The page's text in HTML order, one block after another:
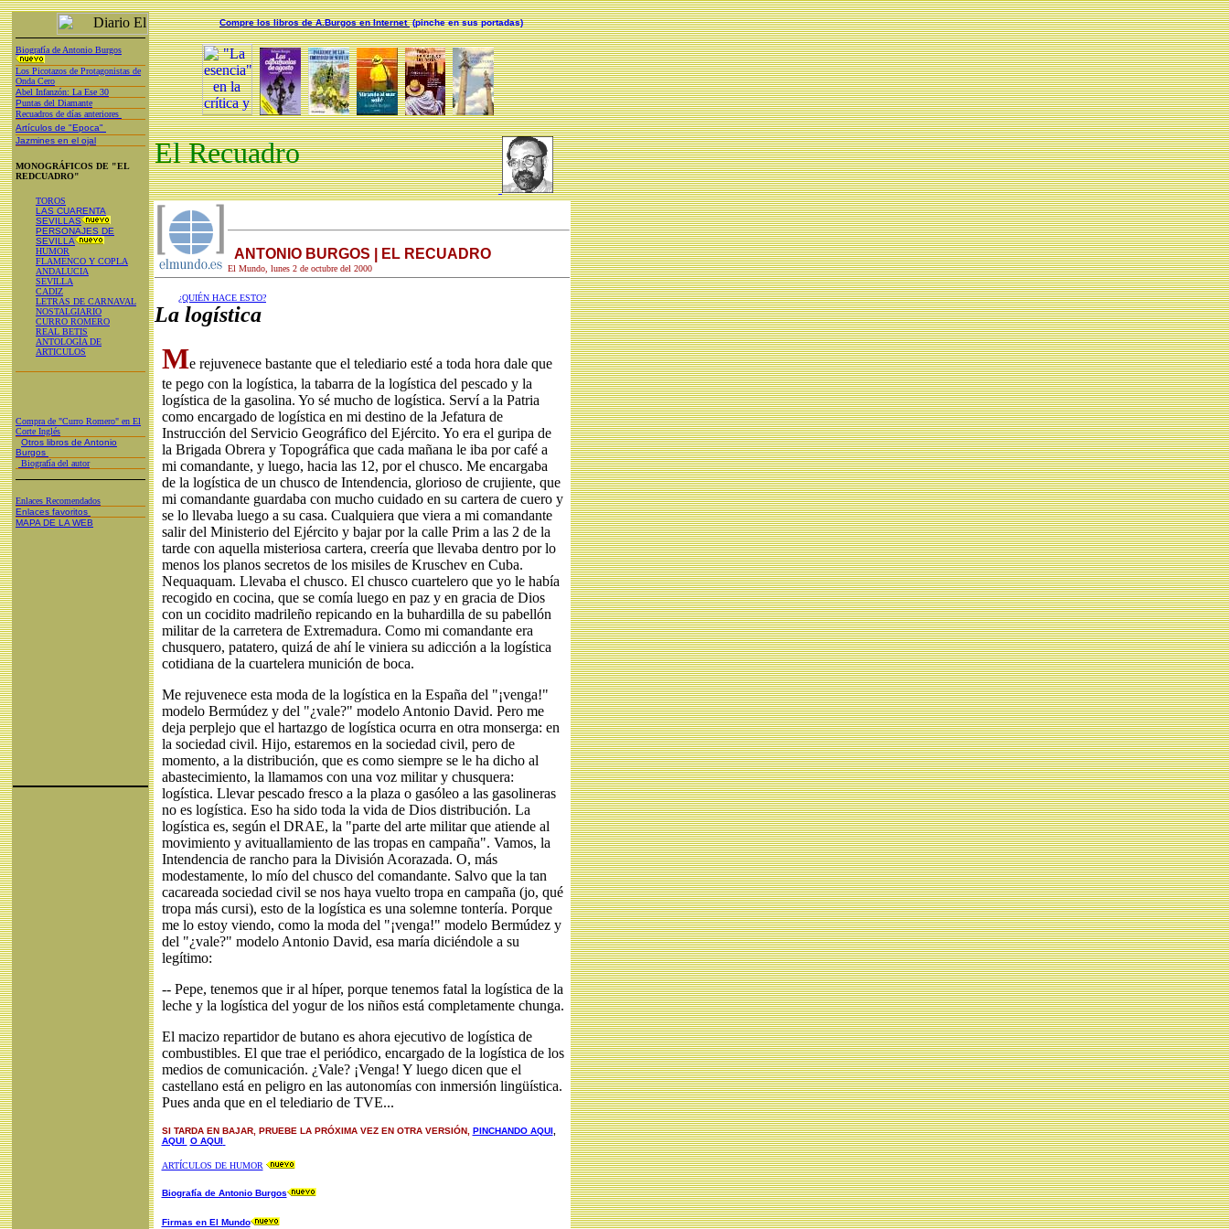
Biografía de Antonio Burgos
Los Picotazos de Protagonistas de
Onda Cero
Abel Infanzón: La Ese 30
Puntas del Diamante
Recuadros de días anteriores
Artículos de "Epoca"
Jazmines en el ojal
MONOGRÁFICOS DE "EL
REDCUADRO"
TOROS
LAS CUARENTA
SEVILLAS
PERSONAJES DE
SEVILLA
HUMOR
FLAMENCO Y COPLA
ANDALUCIA
SEVILLA
CADIZ
LETRAS DE CARNAVAL
NOSTALGIARIO
CURRO ROMERO
REAL BETIS
ANTOLOGÍA DE
ARTICULOS
Compra de "Curro Romero" en El
Corte Inglés
Otros libros de Antonio
Burgos
Biografía del autor
Enlaces Recomendados
Enlaces favoritos
MAPA DE LA WEB
Compre los libros de A.Burgos en Internet(pinche en sus portadas)
El Recuadro
El Mundo, lunes 2 de octubre del 2000
¿QUIÉN HACE ESTO?
ANTONIO BURGOS | EL RECUADRO
La logística
Me rejuvenece bastante que el telediario esté a toda hora dale que
te pego con la logística, la tabarra de la logística del pescado y la
logística de la gasolina. Yo sé mucho de logística. Serví a la Patria
como encargado de logística en mi destino de la Jefatura de
Instrucción del Servicio Geográfico del Ejército. Yo era el guripa de
la Brigada Obrera y Topográfica que cada mañana le iba por café a
mi comandante, y luego, hacia las 12, por el chusco. Me encargaba
de la logística de un chusco de Intendencia, glorioso de crujiente, que
mi comandante guardaba con mucho cuidado en su cartera de cuero y
se lo llevaba luego a su casa. Cualquiera que viera a mi comandante
salir del Ministerio del Ejército y bajar por la calle Prim a las 2 de la
tarde con aquella misteriosa cartera, creería que llevaba dentro por lo
menos los planos secretos de los misiles de Kruschev en Cuba.
Nequaquam. Llevaba el chusco. El chusco cuartelero que yo le había
recogido en cocina, que se comía luego en paz y en gracia de Dios
con un cocidito madrileño repicando en la buhardilla de su pabellón
militar de la carretera de Extremadura. Como mi comandante era
chusquero, patatero, quizá de ahí le viniera su adicción a la logística
cotidiana de la cuartelera munición de boca.
Me rejuvenece esta moda de la logística en la España del "¡venga!"
modelo Bermúdez y del "¿vale?" modelo Antonio David. Pero me
deja perplejo que el hartazgo de logística ocurra en otra monserga: en
la sociedad civil. Hijo, estaremos en la sociedad civil, pero de
momento, a la distribución, que es como siempre se le ha dicho al
abastecimiento, la llamamos con una voz militar y chusquera:
logística. Llevar pescado fresco a la plaza o gasóleo a las gasolineras
no es logística. Eso ha sido toda la vida de Dios distribución. La
logística es, según el DRAE, la "parte del arte militar que atiende al
movimiento y avituallamiento de las tropas en campaña". Vamos, la
Intendencia de rancho para la División Acorazada. O, más
modestamente, lo mío del chusco del comandante. Salvo que la tan
cacareada sociedad civil se nos haya vuelto tropa en campaña (jo, qué
tropa más cursi), esto de la logística es una solemne tontería. Porque
me lo estoy viendo, como la moda del "¡venga!" modelo Bermúdez y
del "¿vale?" modelo Antonio David, esa maría diciéndole a su
legítimo:
-- Pepe, tenemos que ir al híper, porque tenemos fatal la logística de la
leche y la logística del yogur de los niños está completamente chunga.
El macizo repartidor de butano es ahora ejecutivo de logística de
combustibles. El que trae el periódico, encargado de la logística de los
medios de comunicación. ¿Vale? ¡Venga! Y luego dicen que el
castellano está en peligro en las autonomías con inmersión lingüística.
Pues anda que en el telediario de TVE...
SI TARDA EN BAJAR, PRUEBE LA PRÓXIMA VEZ EN OTRA VERSIÓN, PINCHANDO AQUI,
AQUI O AQUI
ARTÍCULOS DE HUMOR
Biografía de Antonio Burgos
Firmas en El Mundo